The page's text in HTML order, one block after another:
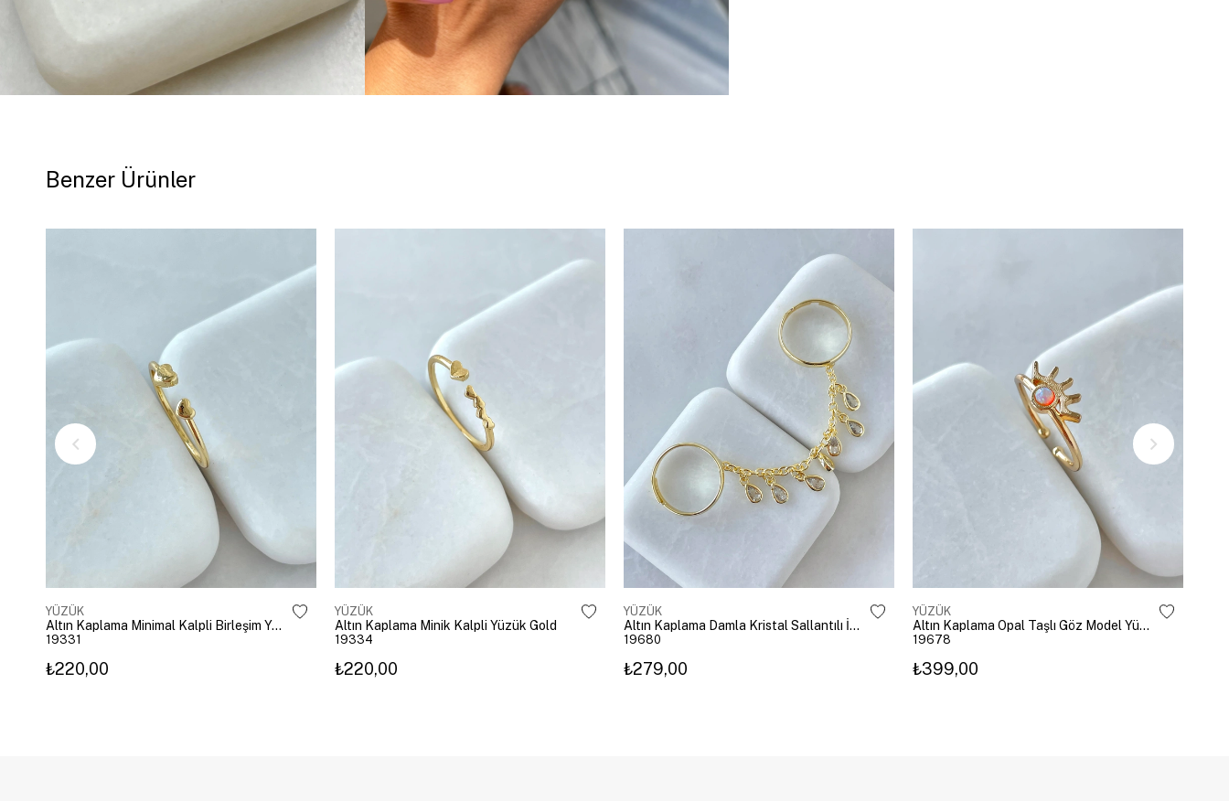
Benzer Ürünler
YÜZÜK
Altın Kaplama Minimal Kalpli Birleşim Yüzük Gold
19331
₺220,00
YÜZÜK
Altın Kaplama Minik Kalpli Yüzük Gold
19334
₺220,00
YÜZÜK
Altın Kaplama Damla Kristal Sallantılı İkili Yüzük Gold
19680
₺279,00
YÜZÜK
Altın Kaplama Opal Taşlı Göz Model Yüzük Pembe
19678
₺399,00